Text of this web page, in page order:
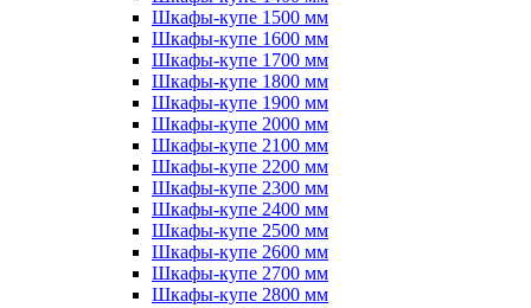
Шкафы-купе 1500 мм
Шкафы-купе 1600 мм
Шкафы-купе 1700 мм
Шкафы-купе 1800 мм
Шкафы-купе 1900 мм
Шкафы-купе 2000 мм
Шкафы-купе 2100 мм
Шкафы-купе 2200 мм
Шкафы-купе 2300 мм
Шкафы-купе 2400 мм
Шкафы-купе 2500 мм
Шкафы-купе 2600 мм
Шкафы-купе 2700 мм
Шкафы-купе 2800 мм